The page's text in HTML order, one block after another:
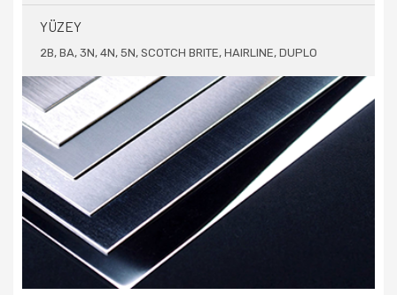
YÜZEY
2B, BA, 3N, 4N, 5N, SCOTCH BRITE, HAIRLINE, DUPLO